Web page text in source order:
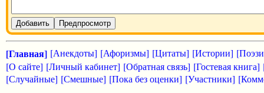
Добавить Предпросмотр
[Главная] [Анекдоты] [Афоризмы] [Цитаты] [Истории]
[О сайте] [Личный кабинет] [Обратная связь] [Гостевая книга]
[Случайные] [Смешные] [Пока без оценки] [Участники]